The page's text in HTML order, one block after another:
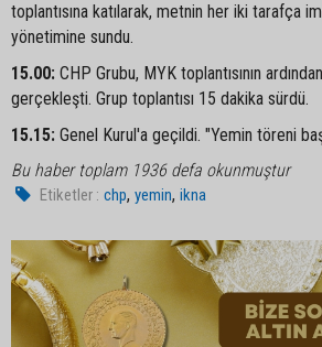
toplantısına katılarak, metnin her iki tarafça
yönetimine sundu.
15.00: CHP Grubu, MYK toplantısının
gerçekleşti. Grup toplantısı 15 dakika sürdü.
15.15: Genel Kurul'a geçildi. "Yemin töreni
Bu haber toplam 1936 defa okunmuştur
Etiketler : chp,yemin,ikna